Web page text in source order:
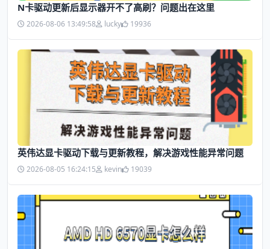
N卡驱动更新后显示器开不了高刷？问题出在这里
2026-08-06 13:49:58 lucky 19936
英伟达显卡驱动下载与更新教程，解决游戏性能异常问题
2026-08-05 16:24:15 kevin 19039